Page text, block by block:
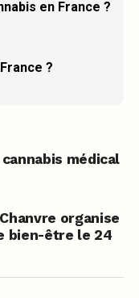
en France ?
?
médical
organise
bien-être le 24